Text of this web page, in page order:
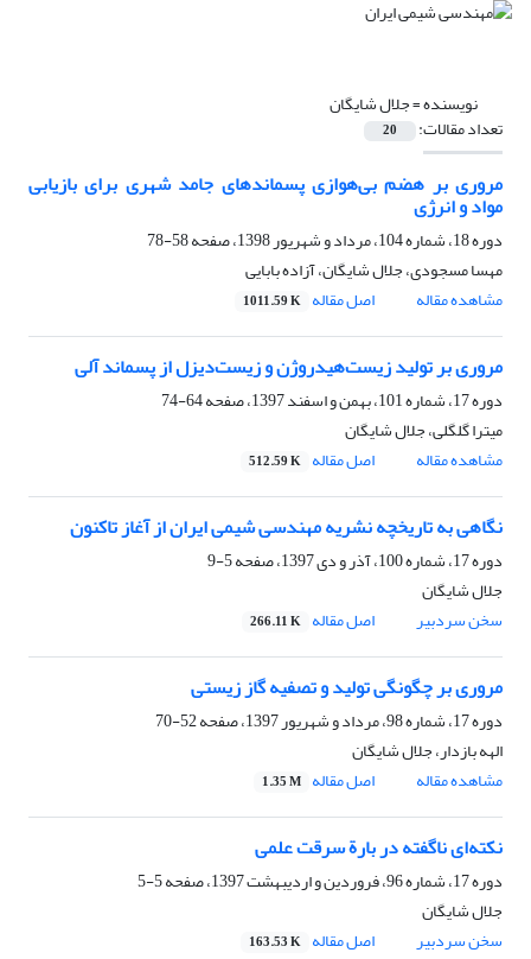
نویسنده =جلال شایگان
تعداد مقالات: 20
مروری بر هضم بی‌هوازی پسماندهای جامد شهری برای بازیابی
مواد و انرژی
دوره 18، شماره 104، مرداد و شهریور 1398، صفحه
58-78
مهسا مسجودی، جلال شایگان، آزاده بابایی
مشاهده مقاله
اصل مقاله 1011.59 K
مروری بر تولید زیست‌هیدروژن و زیست‌دیزل از پسماند آلی
دوره 17، شماره 101، بهمن و اسفند 1397، صفحه
64-74
میترا گلگلی، جلال شایگان
مشاهده مقاله
اصل مقاله 512.59 K
نگاهی به تاریخچه نشریه مهندسی شیمی ایران از آغاز تاکنون
دوره 17، شماره 100، آذر و دی 1397، صفحه
5-9
جلال شایگان
سخن سردبیر
اصل مقاله 266.11 K
مروری بر چگونگی تولید و تصفیه گاز زیستی
دوره 17، شماره 98، مرداد و شهریور 1397، صفحه
52-70
الهه بازدار، جلال شایگان
مشاهده مقاله
اصل مقاله 1.35 M
نکته‌ای ناگفته در بارة سرقت علمی
دوره 17، شماره 96، فروردین و اردیبهشت 1397، صفحه
5-5
جلال شایگان
سخن سردبیر
اصل مقاله 163.53 K